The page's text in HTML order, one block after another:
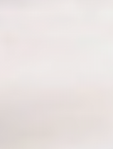
射手座☆午後九時 Don't be
射手座☆午後九時 Don't be